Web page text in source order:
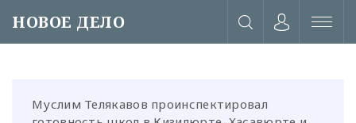
НОВОЕ ДЕЛО
Муслим Телякавов проинспектировал